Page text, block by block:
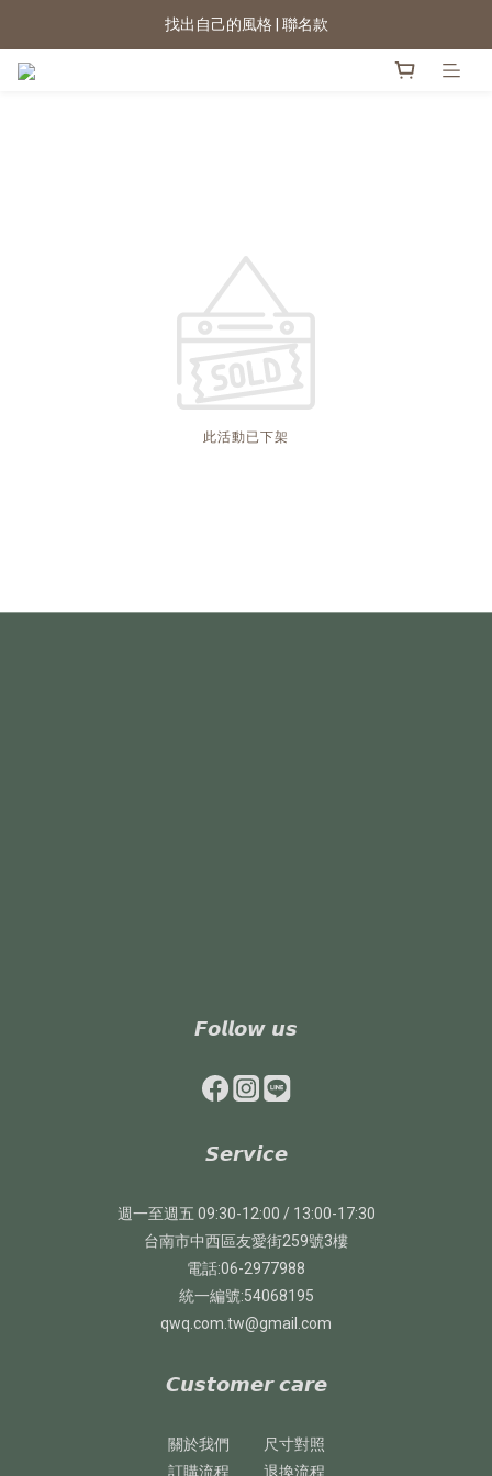
2026新色上市 | 快看
找出自己的風格 | 聯名款
此活動已下架
𝙁𝙤𝙡𝙡𝙤𝙬 𝙪𝙨
𝙎𝙚𝙧𝙫𝙞𝙘𝙚
週一至週五 09:30-12:00 / 13:00-17:30
台南市中西區友愛街259號3樓
電話:06-2977988
統一編號:54068195
qwq.com.tw@gmail.com
𝘾𝙪𝙨𝙩𝙤𝙢𝙚𝙧 𝙘𝙖𝙧𝙚
關於我們
尺寸對照
訂購流程
退換流程